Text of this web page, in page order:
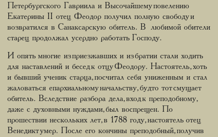
Петербургского Гавриила и Высочайшему повелению
Екатерины II отец Феодор получил полную свободу и
возвратился в Санаксарскую обитель. В любимой обители
старец продолжал усердно работать Господу.
И опять многие из приезжавших и из братии стали ходить
для наставлений и бесед к отцу Феодору. Настоятель, хоть
и бывший ученик старца, посчитал себя униженным и стал
жаловаться епархиальному начальству, будто тот смущает
обитель. Вследствие разбора дела, вход к преподобному,
даже с духовными нуждами, был воспрещен. По
прошествии нескольких лет, в 1788 году, настоятель отец
Венедикт умер. После его кончины преподобный, получив